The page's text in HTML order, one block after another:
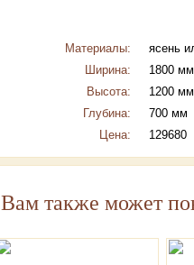
Материалы:
ясень
Ширина:
1800 мм
Высота:
1200 мм
Глубина:
700 мм
Цена:
129680
Вам также может